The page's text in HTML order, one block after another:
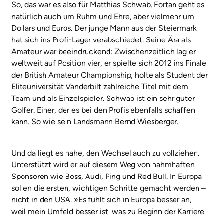
So, das war es also für Matthias Schwab. Fortan geht es
natürlich auch um Ruhm und Ehre, aber vielmehr um
Dollars und Euros. Der junge Mann aus der Steiermark
hat sich ins Profi-Lager verabschiedet. Seine Ära als
Amateur war beeindruckend: Zwischenzeitlich lag er
weltweit auf Position vier, er spielte sich 2012 ins Finale
der British Amateur Championship, holte als Student der
Eliteuniversität Vanderbilt zahlreiche Titel mit dem
Team und als Einzelspieler. Schwab ist ein sehr guter
Golfer. Einer, der es bei den Profis ebenfalls schaffen
kann. So wie sein Landsmann Bernd Wiesberger.
Und da liegt es nahe, den Wechsel auch zu vollziehen.
Unterstützt wird er auf diesem Weg von nahmhaften
Sponsoren wie Boss, Audi, Ping und Red Bull. In Europa
sollen die ersten, wichtigen Schritte gemacht werden –
nicht in den USA. »Es fühlt sich in Europa besser an,
weil mein Umfeld besser ist, was zu Beginn der Karriere